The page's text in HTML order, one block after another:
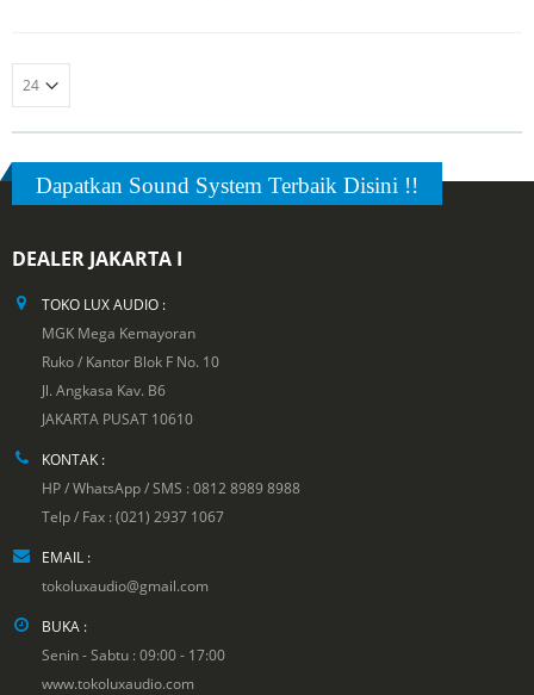
Dapatkan Sound System Terbaik Disini !!
DEALER JAKARTA I
TOKO LUX AUDIO :
MGK Mega Kemayoran
Ruko / Kantor Blok F No. 10
Jl. Angkasa Kav. B6
JAKARTA PUSAT 10610
KONTAK :
HP / WhatsApp / SMS : 0812 8989 8988
Telp / Fax : (021) 2937 1067
EMAIL :
tokoluxaudio@gmail.com
BUKA :
Senin - Sabtu : 09:00 - 17:00
www.tokoluxaudio.com